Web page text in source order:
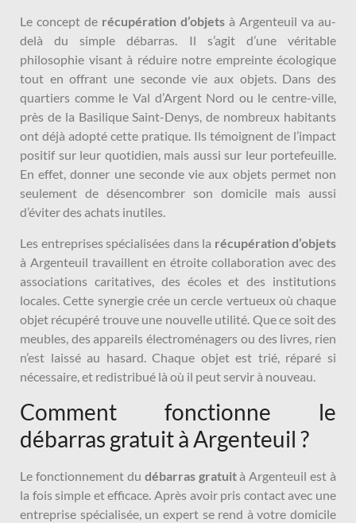
Le concept de récupération d’objets à Argenteuil va au-
delà du simple débarras. Il s’agit d’une véritable
philosophie visant à réduire notre empreinte écologique
tout en offrant une seconde vie aux objets. Dans des
quartiers comme le Val d’Argent Nord ou le centre-ville,
près de la Basilique Saint-Denys, de nombreux habitants
ont déjà adopté cette pratique. Ils témoignent de l’impact
positif sur leur quotidien, mais aussi sur leur portefeuille.
En effet, donner une seconde vie aux objets permet non
seulement de désencombrer son domicile mais aussi
d’éviter des achats inutiles.
Les entreprises spécialisées dans la récupération d’objets
à Argenteuil travaillent en étroite collaboration avec des
associations caritatives, des écoles et des institutions
locales. Cette synergie crée un cercle vertueux où chaque
objet récupéré trouve une nouvelle utilité. Que ce soit des
meubles, des appareils électroménagers ou des livres, rien
n’est laissé au hasard. Chaque objet est trié, réparé si
nécessaire, et redistribué là où il peut servir à nouveau.
Comment fonctionne le
débarras gratuit à Argenteuil ?
Le fonctionnement du débarras gratuità Argenteuil est à
la fois simple et efficace. Après avoir pris contact avec une
entreprise spécialisée, un expert se rend à votre domicile